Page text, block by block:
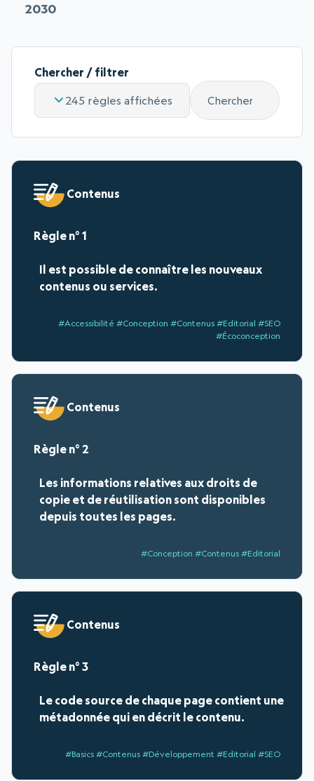
2030
Chercher / filtrer
245 règles affichées
Liste des 245 règles du référentiel Opquast
Contenus
1
Il est possible de connaître les nouveaux
contenus ou services.
#Accessibilité #Conception #Contenus #Editorial #SEO
#Écoconception
Contenus
2
Les informations relatives aux droits de
copie et de réutilisation sont disponibles
depuis toutes les pages.
#Conception #Contenus #Editorial
Contenus
3
Le code source de chaque page contient une
métadonnée qui en décrit le contenu.
#Basics #Contenus #Développement #Editorial #SEO